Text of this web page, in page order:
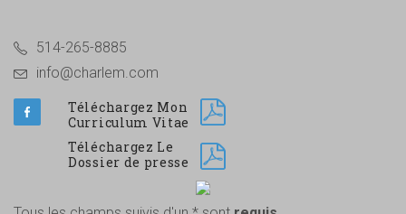
514-265-8885
info@charlem.com
Téléchargez Mon
Curriculum Vitae
Téléchargez Le
Dossier de presse